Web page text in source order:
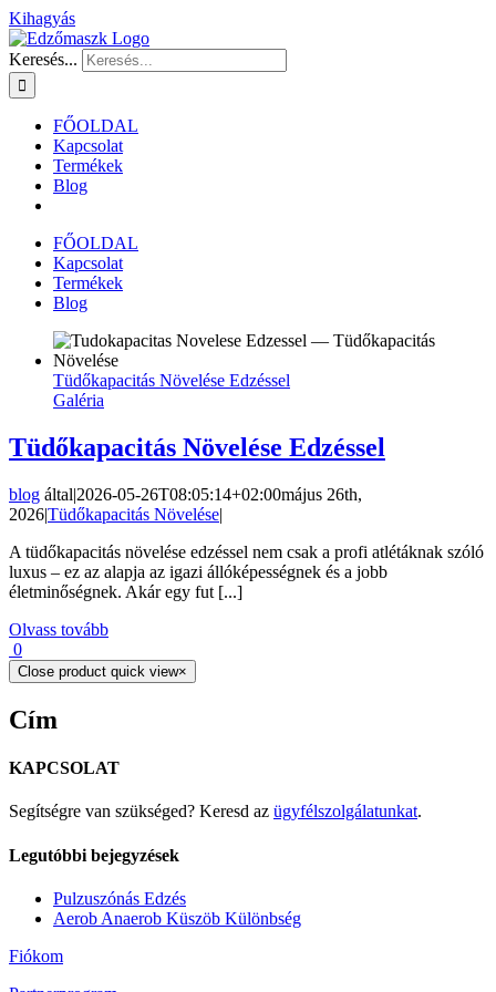
Kihagyás
Keresés...
FŐOLDAL
Kapcsolat
Termékek
Blog
FŐOLDAL
Kapcsolat
Termékek
Blog
Tüdőkapacitás Növelése Edzéssel
Galéria
Tüdőkapacitás Növelése Edzéssel
blog által|2026-05-26T08:05:14+02:00május 26th,
2026|Tüdőkapacitás Növelése|
A tüdőkapacitás növelése edzéssel nem csak a profi atlétáknak szóló
luxus – ez az alapja az igazi állóképességnek és a jobb
életminőségnek. Akár egy fut [...]
Olvass tovább
0
Close product quick view×
Cím
KAPCSOLAT
Segítségre van szükséged? Keresd az ügyfélszolgálatunkat.
Legutóbbi bejegyzések
Pulzuszónás Edzés
Aerob Anaerob Küszöb Különbség
Fiókom